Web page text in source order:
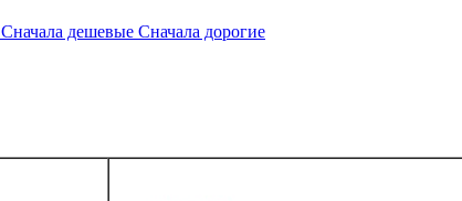
Сначала дешевые Сначала дорогие